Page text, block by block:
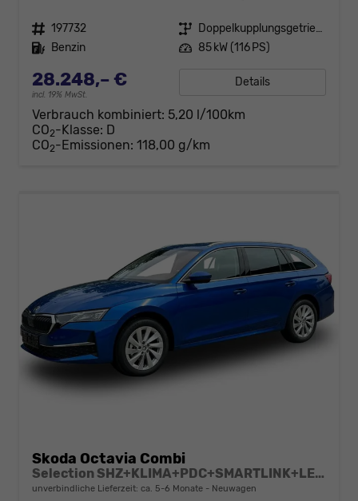
Fahrzeugnr. 197732 Getriebe
Doppelkupplungsgetriebe (DSG)
Kraftstoff Benzin Leistung 85 kW (116 PS)
28.248,– €
incl. 19% MwSt.
Details
Verbrauch kombiniert: 5,20 l/100km
CO2-Klasse: D
CO2-Emissionen: 118,00 g/km
Skoda Octavia Combi
Selection SHZ+KLIMA+PDC+SMARTLINK+LED+16" ALU
unverbindliche Lieferzeit: ca. 5-6 Monate Neuwagen